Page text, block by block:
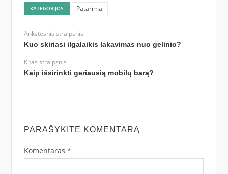
KATEGORIJOS Patarimai
Ankstesnis straipsnis
Kuo skiriasi ilgalaikis lakavimas nuo gelinio?
Kitas straipsnis
Kaip išsirinkti geriausią mobilų barą?
PARAŠYKITE KOMENTARĄ
Komentaras *